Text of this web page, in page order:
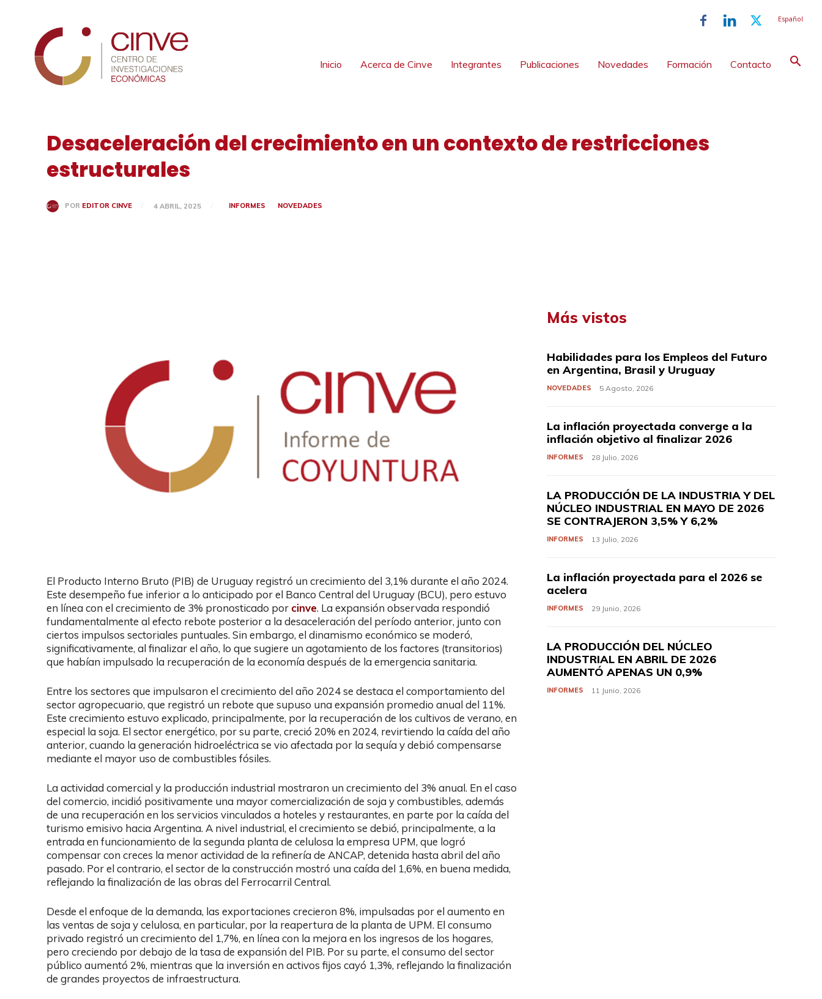
Español
Inicio Acerca de Cinve Integrantes Publicaciones Novedades Formación Contacto
Desaceleración del crecimiento en un contexto de restricciones
estructurales
POR EDITOR CINVE 4 ABRIL, 2025 INFORMES NOVEDADES
El Producto Interno Bruto (PIB) de Uruguay registró un crecimiento del 3,1% durante el año 2024.
Este desempeño fue inferior a lo anticipado por el Banco Central del Uruguay (BCU), pero estuvo
en línea con el crecimiento de 3% pronosticado por cinve. La expansión observada respondió
fundamentalmente al efecto rebote posterior a la desaceleración del período anterior, junto con
ciertos impulsos sectoriales puntuales. Sin embargo, el dinamismo económico se moderó,
significativamente, al finalizar el año, lo que sugiere un agotamiento de los factores (transitorios)
que habían impulsado la recuperación de la economía después de la emergencia sanitaria.
Entre los sectores que impulsaron el crecimiento del año 2024 se destaca el comportamiento del
sector agropecuario, que registró un rebote que supuso una expansión promedio anual del 11%.
Este crecimiento estuvo explicado, principalmente, por la recuperación de los cultivos de verano, en
especial la soja. El sector energético, por su parte, creció 20% en 2024, revirtiendo la caída del año
anterior, cuando la generación hidroeléctrica se vio afectada por la sequía y debió compensarse
mediante el mayor uso de combustibles fósiles.
La actividad comercial y la producción industrial mostraron un crecimiento del 3% anual. En el caso
del comercio, incidió positivamente una mayor comercialización de soja y combustibles, además
de una recuperación en los servicios vinculados a hoteles y restaurantes, en parte por la caída del
turismo emisivo hacia Argentina. A nivel industrial, el crecimiento se debió, principalmente, a la
entrada en funcionamiento de la segunda planta de celulosa la empresa UPM, que logró
compensar con creces la menor actividad de la refinería de ANCAP, detenida hasta abril del año
pasado. Por el contrario, el sector de la construcción mostró una caída del 1,6%, en buena medida,
reflejando la finalización de las obras del Ferrocarril Central.
Desde el enfoque de la demanda, las exportaciones crecieron 8%, impulsadas por el aumento en
las ventas de soja y celulosa, en particular, por la reapertura de la planta de UPM. El consumo
privado registró un crecimiento del 1,7%, en línea con la mejora en los ingresos de los hogares,
pero creciendo por debajo de la tasa de expansión del PIB. Por su parte, el consumo del sector
público aumentó 2%, mientras que la inversión en activos fijos cayó 1,3%, reflejando la finalización
de grandes proyectos de infraestructura.
Más vistos
Habilidades para los Empleos del Futuro
en Argentina, Brasil y Uruguay
NOVEDADES 5 Agosto, 2026
La inflación proyectada converge a la
inflación objetivo al finalizar 2026
INFORMES 28 Julio, 2026
LA PRODUCCIÓN DE LA INDUSTRIA Y DEL
NÚCLEO INDUSTRIAL EN MAYO DE 2026
SE CONTRAJERON 3,5% Y 6,2%
INFORMES 13 Julio, 2026
La inflación proyectada para el 2026 se
acelera
INFORMES 29 Junio, 2026
LA PRODUCCIÓN DEL NÚCLEO
INDUSTRIAL EN ABRIL DE 2026
AUMENTÓ APENAS UN 0,9%
INFORMES 11 Junio, 2026